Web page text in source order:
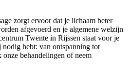
zorgt ervoor dat je lichaam beter
afgevoerd en je algemene welzijn
Twente in Rijssen staat voor je
nodig hebt: van ontspanning tot
behandelingen of neem